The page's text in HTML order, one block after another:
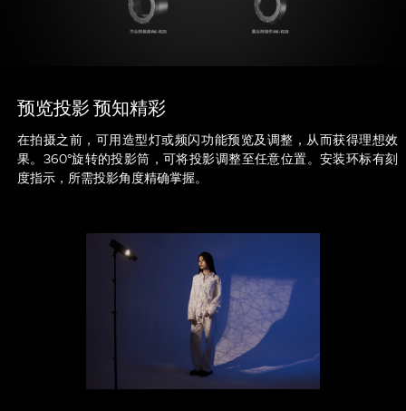
预览投影 预知精彩
在拍摄之前，可用造型灯或频闪功能预览及调整，从而获得理想效
果。360°旋转的投影筒，可将投影调整至任意位置。安装环标有刻
度指示，所需投影角度精确掌握。